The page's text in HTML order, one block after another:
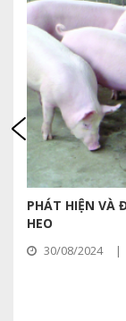
PHÁT HIỆN VÀ
HEO
30/08/2024 |